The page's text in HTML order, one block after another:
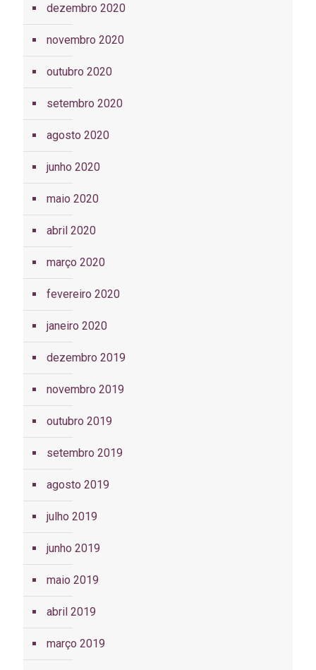
dezembro 2020
novembro 2020
outubro 2020
setembro 2020
agosto 2020
junho 2020
maio 2020
abril 2020
março 2020
fevereiro 2020
janeiro 2020
dezembro 2019
novembro 2019
outubro 2019
setembro 2019
agosto 2019
julho 2019
junho 2019
maio 2019
abril 2019
março 2019